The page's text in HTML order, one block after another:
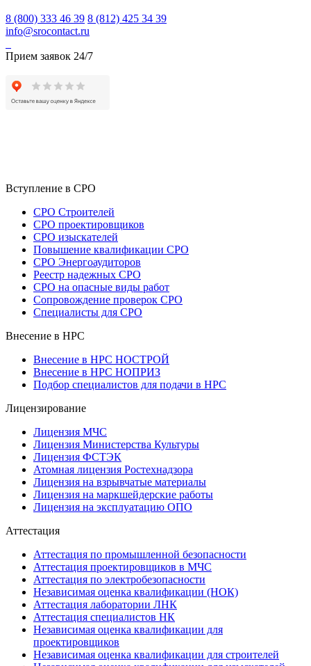
8 (800) 333 46 39 8 (812) 425 34 39
info@srocontact.ru
Прием заявок 24/7
Вступление в СРО
СРО Строителей
СРО проектировщиков
СРО изыскателей
Повышение квалификации СРО
СРО Энергоаудиторов
Реестр надежных СРО
СРО на опасные виды работ
Сопровождение проверок СРО
Специалисты для СРО
Внесение в НРС
Внесение в НРС НОСТРОЙ
Внесение в НРС НОПРИЗ
Подбор специалистов для подачи в НРС
Лицензирование
Лицензия МЧС
Лицензия Министерства Культуры
Лицензия ФСТЭК
Атомная лицензия Ростехнадзора
Лицензия на взрывчатые материалы
Лицензия на маркшейдерские работы
Лицензия на эксплуатацию ОПО
Аттестация
Аттестация по промышленной безопасности
Аттестация проектировщиков в МЧС
Аттестация по электробезопасности
Независимая оценка квалификации (НОК)
Аттестация лаборатории ЛНК
Аттестация специалистов НК
Независимая оценка квалификации для
проектировщиков
Независимая оценка квалификации для строителей